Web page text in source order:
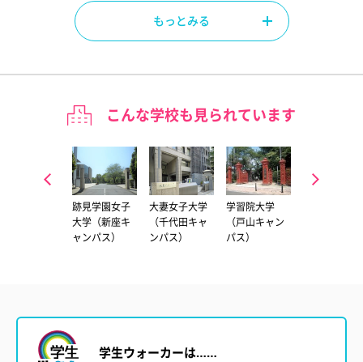
もっとみる
こんな学校も見られています
跡見学園女子
大学（新座キ
ャンパス）
大妻女子大学
（千代田キャ
ンパス）
学習院大学
（戸山キャン
パス）
学生ウォーカーは……